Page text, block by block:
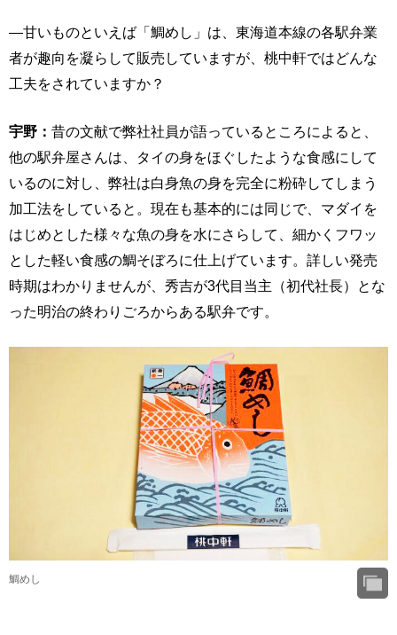
―甘いものといえば「鯛めし」は、東海道本線の各駅弁業
者が趣向を凝らして販売していますが、桃中軒ではどんな
工夫をされていますか？
宇野： 昔の文献で弊社社員が語っているところによると、
他の駅弁屋さんは、タイの身をほぐしたような食感にして
いるのに対し、弊社は白身魚の身を完全に粉砕してしまう
加工法をしていると。現在も基本的には同じで、マダイを
はじめとした様々な魚の身を水にさらして、細かくフワッ
とした軽い食感の鯛そぼろに仕上げています。詳しい発売
時期はわかりませんが、秀吉が3代目当主（初代社長）とな
った明治の終わりごろからある駅弁です。
鯛めし